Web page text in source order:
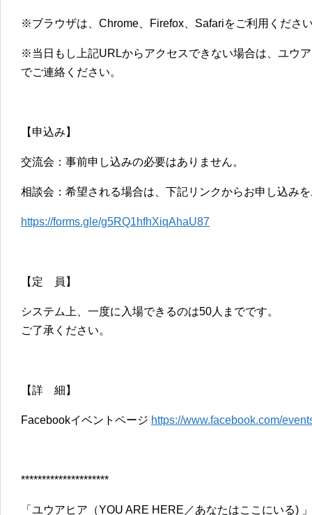
※ブラウザは、Chrome、Firefox、Safariをご利用くださ
※当日もし上記URLからアクセスできない場合は、ユウ
でご連絡ください。
【申込み】
交流会：事前申し込みの必要はありません。
相談会：希望される場合は、下記リンクからお申し込み
https://forms.gle/g5RQ1hfhXiqAhaU87
【定 員】
システム上、一度に入場できるのは50人までです。
ご了承ください。
【詳 細】
Facebookイベントページ https://www.facebook.com/
*********************
「ユウアヒア（YOU ARE HERE／あなたはここにいる) 」